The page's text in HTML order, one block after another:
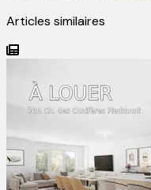
Articles similaires